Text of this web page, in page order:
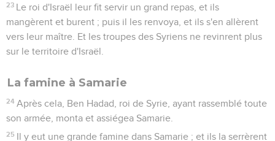
23 Le roi d'Israël leur fit servir un grand repas, et ils
mangèrent et burent ; puis il les renvoya, et ils s'en allèrent
vers leur maître. Et les troupes des Syriens ne revinrent plus
sur le territoire d'Israël.
La famine à Samarie
24 Après cela, Ben Hadad, roi de Syrie, ayant rassemblé toute
son armée, monta et assiégea Samarie.
25 Il y eut une grande famine dans Samarie ; et ils la serrèrent